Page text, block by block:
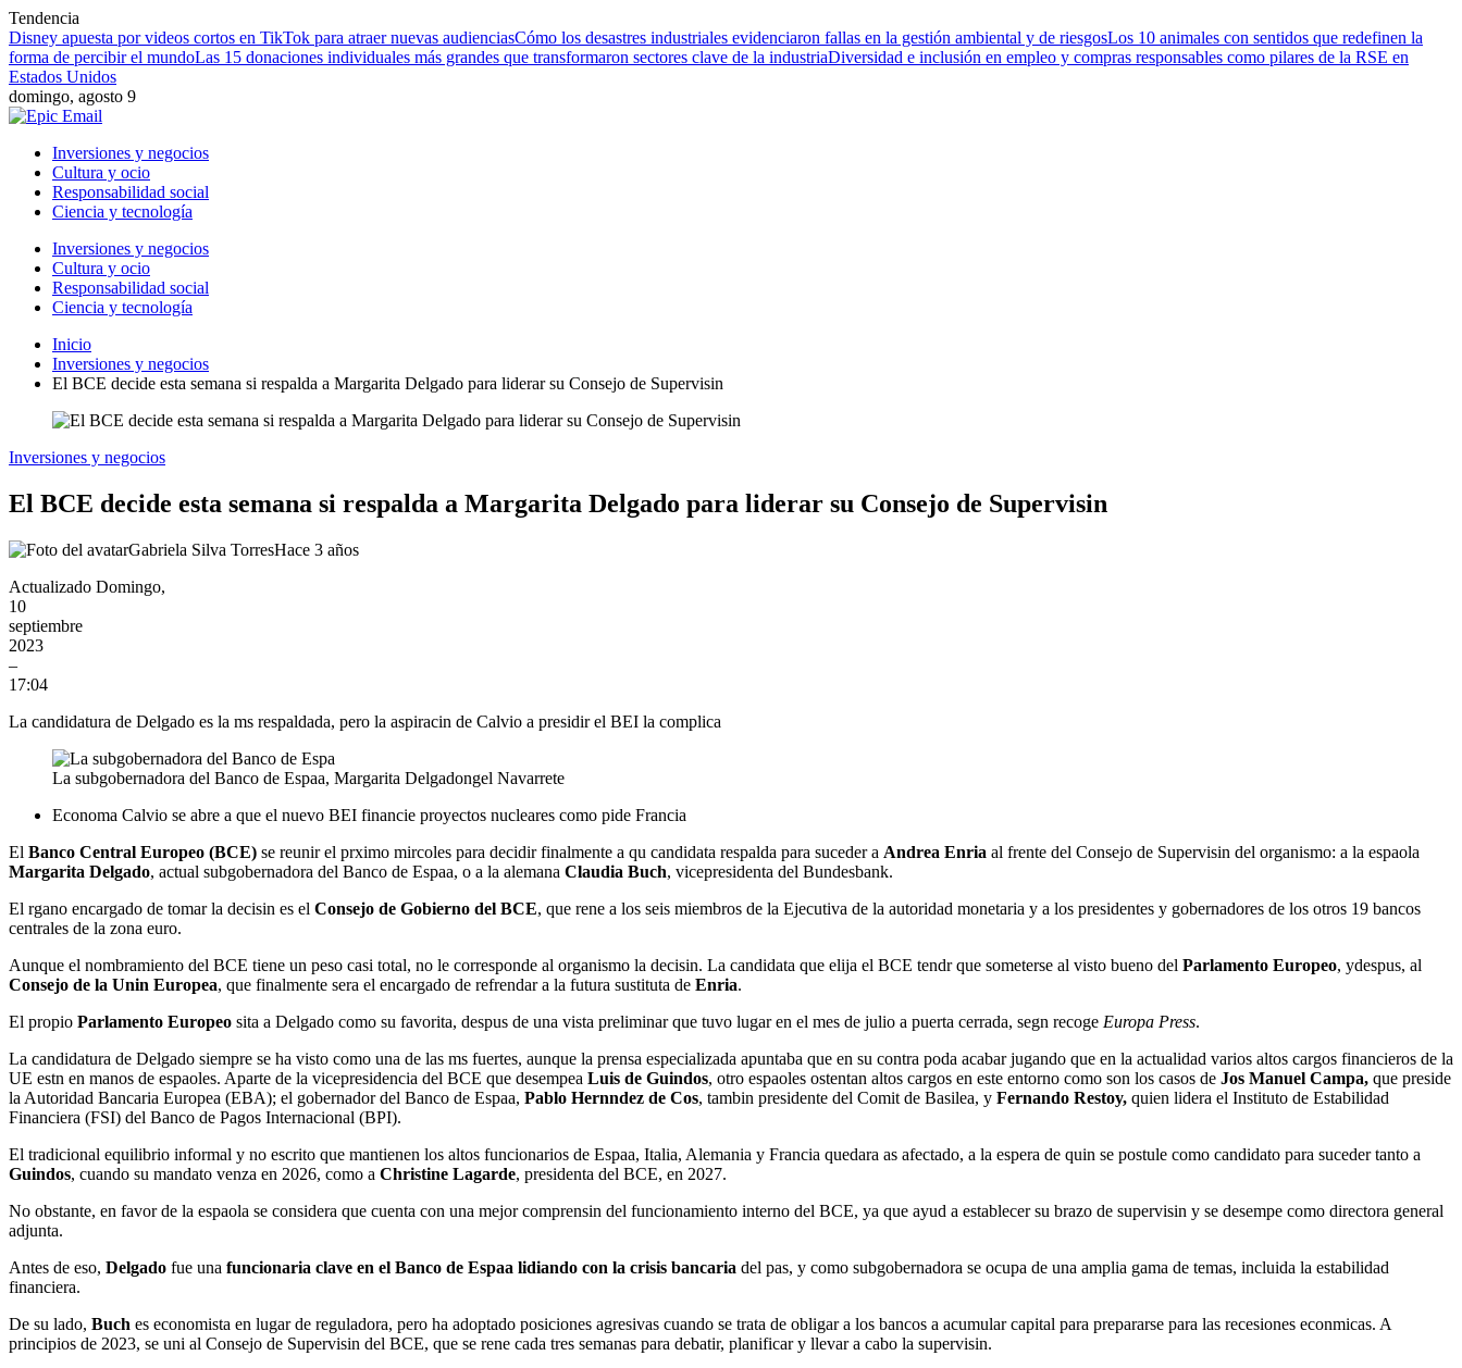
Tendencia
Disney apuesta por videos cortos en TikTok para atraer nuevas audienciasCómo los desastres industriales evidenciaron fallas en la gestión ambiental y de riesgosLos 10 animales con sentidos que redefinen la
forma de percibir el mundoLas 15 donaciones individuales más grandes que transformaron sectores clave de la industriaDiversidad e inclusión en empleo y compras responsables como pilares de la RSE en
Estados Unidos
domingo, agosto 9
Inversiones y negocios
Cultura y ocio
Responsabilidad social
Ciencia y tecnología
Inversiones y negocios
Cultura y ocio
Responsabilidad social
Ciencia y tecnología
Inicio
Inversiones y negocios
El BCE decide esta semana si respalda a Margarita Delgado para liderar su Consejo de Supervisin
Inversiones y negocios
El BCE decide esta semana si respalda a Margarita Delgado para liderar su Consejo de Supervisin
Gabriela Silva TorresHace 3 años
Actualizado Domingo,
10
septiembre
2023
–
17:04
La candidatura de Delgado es la ms respaldada, pero la aspiracin de Calvio a presidir el BEI la complica
La subgobernadora del Banco de Espaa, Margarita Delgadongel Navarrete
Economa Calvio se abre a que el nuevo BEI financie proyectos nucleares como pide Francia
El Banco Central Europeo (BCE) se reunir el prximo mircoles para decidir finalmente a qu candidata respalda para suceder a Andrea Enria al frente del Consejo de Supervisin del organismo: a la espaola
Margarita Delgado, actual subgobernadora del Banco de Espaa, o a la alemana Claudia Buch, vicepresidenta del Bundesbank.
El rgano encargado de tomar la decisin es el Consejo de Gobierno del BCE, que rene a los seis miembros de la Ejecutiva de la autoridad monetaria y a los presidentes y gobernadores de los otros 19 bancos
centrales de la zona euro.
Aunque el nombramiento del BCE tiene un peso casi total, no le corresponde al organismo la decisin. La candidata que elija el BCE tendr que someterse al visto bueno del Parlamento Europeo, ydespus, al
Consejo de la Unin Europea, que finalmente sera el encargado de refrendar a la futura sustituta de Enria.
El propio Parlamento Europeo sita a Delgado como su favorita, despus de una vista preliminar que tuvo lugar en el mes de julio a puerta cerrada, segn recoge Europa Press.
La candidatura de Delgado siempre se ha visto como una de las ms fuertes, aunque la prensa especializada apuntaba que en su contra poda acabar jugando que en la actualidad varios altos cargos financieros de la
UE estn en manos de espaoles. Aparte de la vicepresidencia del BCE que desempea Luis de Guindos, otro espaoles ostentan altos cargos en este entorno como son los casos de Jos Manuel Campa, que preside
la Autoridad Bancaria Europea (EBA); el gobernador del Banco de Espaa, Pablo Hernndez de Cos, tambin presidente del Comit de Basilea, y Fernando Restoy, quien lidera el Instituto de Estabilidad
Financiera (FSI) del Banco de Pagos Internacional (BPI).
El tradicional equilibrio informal y no escrito que mantienen los altos funcionarios de Espaa, Italia, Alemania y Francia quedara as afectado, a la espera de quin se postule como candidato para suceder tanto a
Guindos, cuando su mandato venza en 2026, como a Christine Lagarde, presidenta del BCE, en 2027.
No obstante, en favor de la espaola se considera que cuenta con una mejor comprensin del funcionamiento interno del BCE, ya que ayud a establecer su brazo de supervisin y se desempe como directora general
adjunta.
Antes de eso, Delgado fue una funcionaria clave en el Banco de Espaa lidiando con la crisis bancaria del pas, y como subgobernadora se ocupa de una amplia gama de temas, incluida la estabilidad
financiera.
De su lado, Buch es economista en lugar de reguladora, pero ha adoptado posiciones agresivas cuando se trata de obligar a los bancos a acumular capital para prepararse para las recesiones econmicas. A
principios de 2023, se uni al Consejo de Supervisin del BCE, que se rene cada tres semanas para debatir, planificar y llevar a cabo la supervisin.